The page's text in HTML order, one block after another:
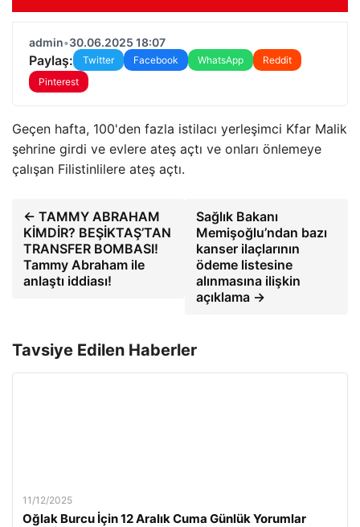
admin•30.06.2025 18:07
Paylaş: Twitter Facebook WhatsApp
Reddit
Pinterest
Geçen hafta, 100'den fazla istilacı yerleşimci Kfar Malik
şehrine girdi ve evlere ateş açtı ve onları önlemeye
çalışan Filistinlilere ateş açtı.
← TAMMY ABRAHAM
KİMDİR? BEŞİKTAŞ’TAN
TRANSFER BOMBASI!
Tammy Abraham ile
anlaştı iddiası!
Sağlık Bakanı
Memişoğlu’ndan bazı
kanser ilaçlarının
ödeme listesine
alınmasına ilişkin
açıklama →
Tavsiye Edilen Haberler
11/12/2025
Oğlak Burcu İçin 12 Aralık Cuma Günlük Yorumlar